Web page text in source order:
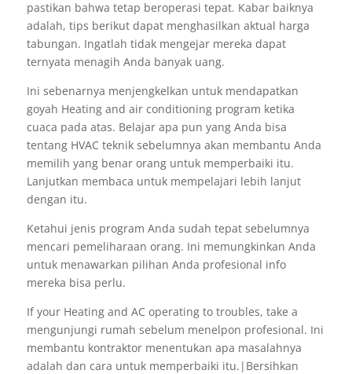
pastikan bahwa tetap beroperasi tepat. Kabar baiknya
adalah, tips berikut dapat menghasilkan aktual harga
tabungan. Ingatlah tidak mengejar mereka dapat
ternyata menagih Anda banyak uang.
Ini sebenarnya menjengkelkan untuk mendapatkan
goyah Heating and air conditioning program ketika
cuaca pada atas. Belajar apa pun yang Anda bisa
tentang HVAC teknik sebelumnya akan membantu Anda
memilih yang benar orang untuk memperbaiki itu.
Lanjutkan membaca untuk mempelajari lebih lanjut
dengan itu.
Ketahui jenis program Anda sudah tepat sebelumnya
mencari pemeliharaan orang. Ini memungkinkan Anda
untuk menawarkan pilihan Anda profesional info
mereka bisa perlu.
If your Heating and AC operating to troubles, take a
mengunjungi rumah sebelum menelpon profesional. Ini
membantu kontraktor menentukan apa masalahnya
adalah dan cara untuk memperbaiki itu.|Bersihkan